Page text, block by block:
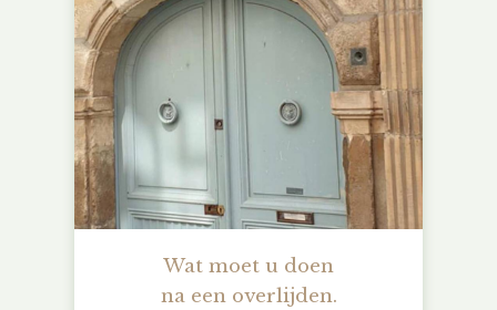
Wat moet u doen
na een overlijden.